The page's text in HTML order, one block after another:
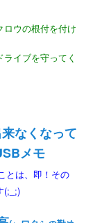
ウの根付を付け
イブを守ってく
なくなって
メモ
とは、即！その
(;_;)